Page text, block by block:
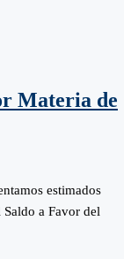
Materia de
estimados
a Favor del